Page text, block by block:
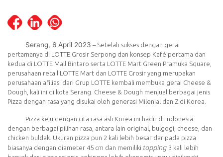
Serang, 6 April 2023 – Setelah sukses dengan gerai
pertamanya di LOTTE Grosir Serpong dan konsep Kafé pertama dan
kedua di LOTTE Mall Bintaro serta LOTTE Mart Green Pramuka Square,
perusahaan retail LOTTE Mart dan LOTTE Grosir yang merupakan
perusahaan afiliasi dari Grup LOTTE kembali membuka gerai Cheese &
Dough, kali ini di kota Serang. Cheese & Dough menjual berbagai jenis
Pizza dengan rasa yang disukai oleh generasi Milenial dan Z di Korea.
Pizza keju dengan cita rasa asli Korea ini hadir di Indonesia
dengan berbagai pilihan rasa, antara lain original, bulgogi, cheese, dan
chicken buldak. Ukuran pizza pun 2 kali lebih besar daripada pizza
biasanya dengan diameter 45 cm dan memiliki topping 3 kali lebih